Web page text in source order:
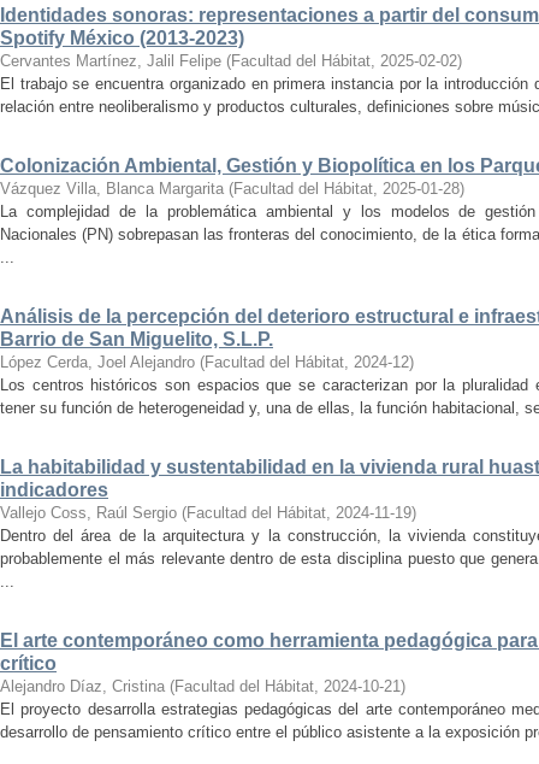
Identidades sonoras: representaciones a partir del
Spotify México (2013-2023)
Cervantes Martínez, Jalil Felipe (Facultad del Hábitat, 2025-02-02)
El trabajo se encuentra organizado en primera instancia por la
relación entre neoliberalismo y productos culturales, definiciones sobre
Colonización Ambiental, Gestión y Biopolítica en los
Vázquez Villa, Blanca Margarita (Facultad del Hábitat, 2025-01-28)
La complejidad de la problemática ambiental y los modelos de
Nacionales (PN) sobrepasan las fronteras del conocimiento, de la ética
...
Análisis de la percepción del deterioro estructural e
Barrio de San Miguelito, S.L.P.
López Cerda, Joel Alejandro (Facultad del Hábitat, 2024-12)
Los centros históricos son espacios que se caracterizan por la
tener su función de heterogeneidad y, una de ellas, la función habitacional,
La habitabilidad y sustentabilidad en la vivienda rural
indicadores
Vallejo Coss, Raúl Sergio (Facultad del Hábitat, 2024-11-19)
Dentro del área de la arquitectura y la construcción, la vivienda
probablemente el más relevante dentro de esta disciplina puesto que
...
El arte contemporáneo como herramienta pedagógica
crítico
Alejandro Díaz, Cristina (Facultad del Hábitat, 2024-10-21)
El proyecto desarrolla estrategias pedagógicas del arte contemporáneo
desarrollo de pensamiento crítico entre el público asistente a la exposición